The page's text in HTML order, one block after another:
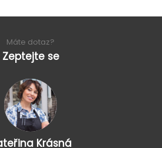
Máte dotaz?
Zeptejte se
Krásná